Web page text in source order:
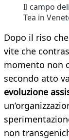
Il campo
Tea in
Dopo il riso
vite che
momento non
secondo atto
evoluzione
non